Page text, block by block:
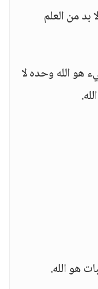
بد من العلم
هو الله وحده لا
هو الله.